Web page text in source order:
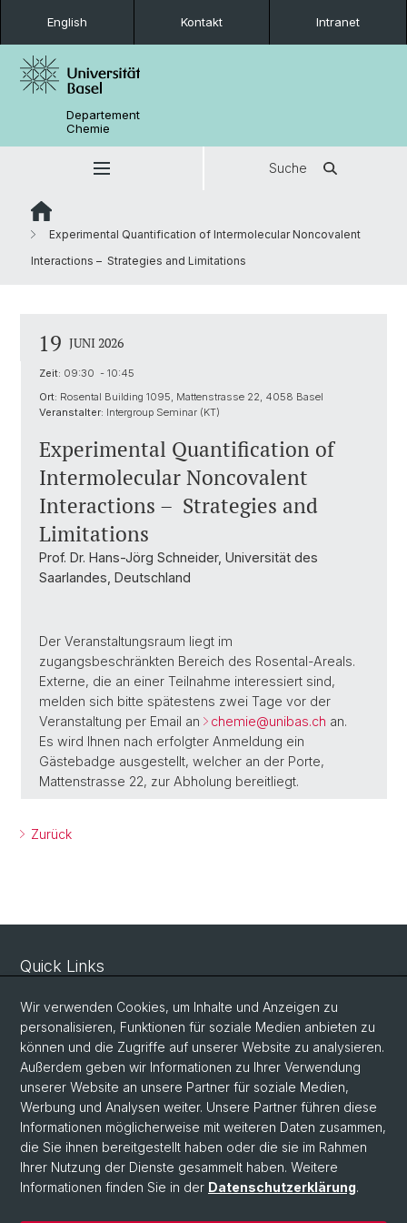
English Kontakt Intranet
Departement
Chemie
Suche
Experimental Quantification of Intermolecular Noncovalent
Interactions – Strategies and Limitations
19 JUNI 2026
Zeit: 09:30 - 10:45
Ort: Rosental Building 1095, Mattenstrasse 22, 4058 Basel
Veranstalter: Intergroup Seminar (KT)
Experimental Quantification of
Intermolecular Noncovalent
Interactions – Strategies and
Limitations
Prof. Dr. Hans-Jörg Schneider, Universität des
Saarlandes, Deutschland
Der Veranstaltungsraum liegt im
zugangsbeschränkten Bereich des Rosental-Areals.
Externe, die an einer Teilnahme interessiert sind,
melden sich bitte spätestens zwei Tage vor der
Veranstaltung per Email an
chemie@unibas.ch an.
Es wird Ihnen nach erfolgter Anmeldung ein
Gästebadge ausgestellt, welcher an der Porte,
Mattenstrasse 22, zur Abholung bereitliegt.
Zurück
Quick Links
Vorlesungsverzeichnis
Raumtool Universität Basel
Social Media
Instagram
Wir verwenden Cookies, um Inhalte und Anzeigen zu
personalisieren, Funktionen für soziale Medien anbieten zu
können und die Zugriffe auf unserer Website zu analysieren.
Außerdem geben wir Informationen zu Ihrer Verwendung
unserer Website an unsere Partner für soziale Medien,
Werbung und Analysen weiter. Unsere Partner führen diese
Informationen möglicherweise mit weiteren Daten zusammen,
die Sie ihnen bereitgestellt haben oder die sie im Rahmen
Ihrer Nutzung der Dienste gesammelt haben. Weitere
Informationen finden Sie in der Datenschutzerklärung.